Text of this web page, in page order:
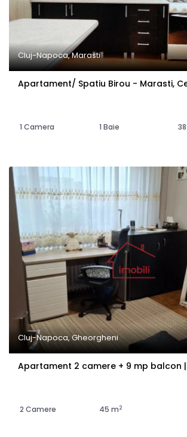
Cluj-Napoca, Marasti
Apartament/ Spatiu Birou - Marasti,
1 Camera 1 Baie
Cluj-Napoca, Gheorgheni
Apartament 2 camere + 9 mp balcon
2 Camere 45 m2